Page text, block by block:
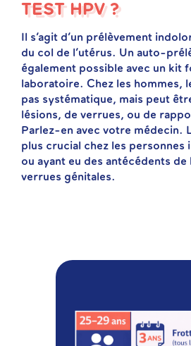
TEST HPV ?
Il s’agit d’un prélèvement
du col de l’utérus. Un auto-
également possible avec un kit
laboratoire. Chez les hommes,
pas systématique, mais peut
lésions, de verrues, ou de
Parlez-en avec votre médecin.
plus crucial chez les personnes
ou ayant eu des antécédents de
verrues génitales.